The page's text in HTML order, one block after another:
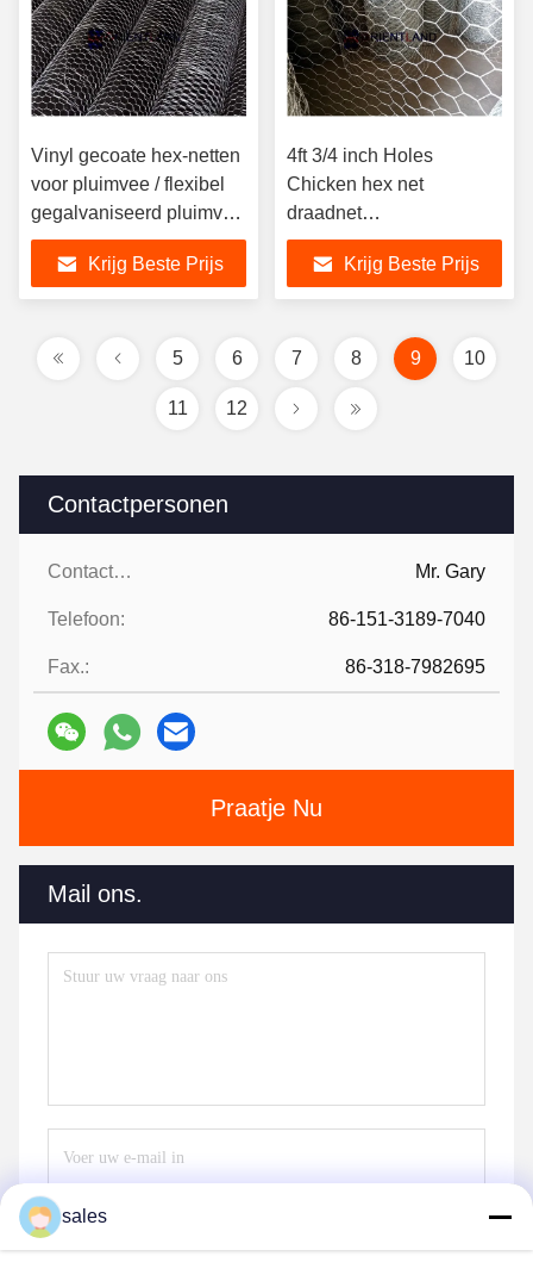
Contactpersonen
Contactpersonen: Mr. Gary
Telefoon: 86-151-3189-7040
Fax.: 86-318-7982695
Praatje Nu
Mail ons.
Stuur
Vinyl gecoate hex-netten
voor pluimvee / flexibel
gegalvaniseerd pluimvee
nettenmonster
beschikbaarKrijg Beste Prijs
4ft 3/4 inch Holes
Chicken hex net
draadnet
Corrosiebestendige
Krijg Beste Prijs
5 6 7 8 9 10
11 12
sales